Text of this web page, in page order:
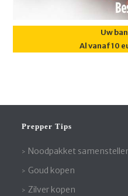
Uw
Al vanaf 10
Prepper Tips
Noodpakket
Goud kopen
Zilver kopen